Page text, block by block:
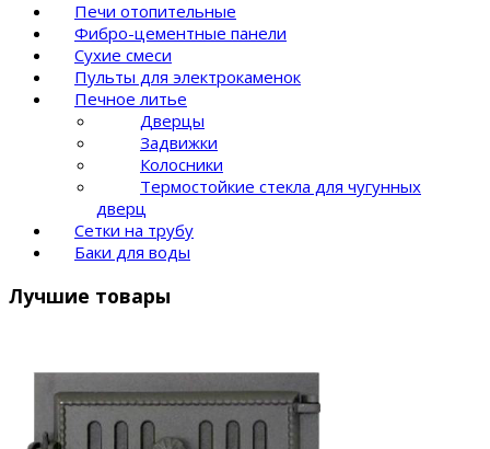
Печи отопительные
Фибро-цементные панели
Сухие смеси
Пульты для электрокаменок
Печное литье
Дверцы
Задвижки
Колосники
Термостойкие стекла для чугунных
дверц
Сетки на трубу
Баки для воды
Лучшие товары